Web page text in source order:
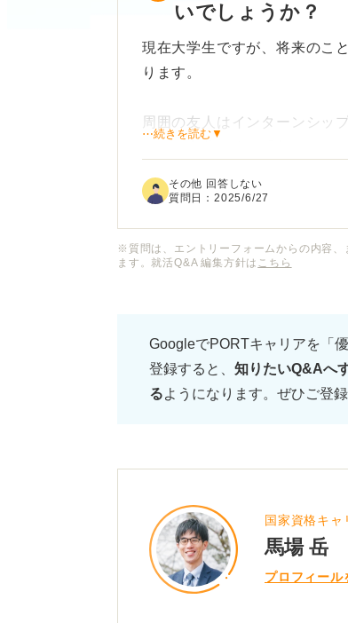
いでしょうか？
現在大学生ですが、将来のこ
ります。
周囲の友人はインターンシッ
大学のキャリアセンターにも
この不安と、どのように向き
や、将来のために考えておい
⋯続きを読む▼
その他 回答しない
質問日：2025/6/27
※質問は、エントリーフォームからの内容
ます。就活Q&A 編集方針は こちら
GoogleでPORTキャリアを「
登録すると、 知りたいQ&Aへ
るようになります。ぜひご登録
国家資格キャ
馬場 岳
プロフィール